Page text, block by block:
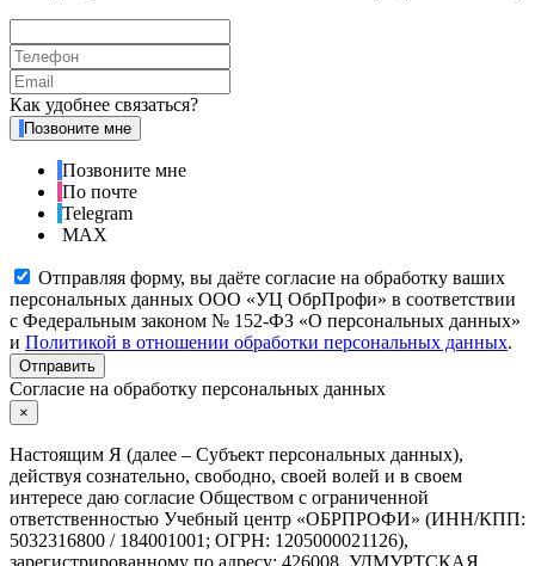
Как удобнее связаться?
Позвоните мне
Позвоните мне
По почте
Telegram
MAX
Отправляя форму, вы даёте согласие на обработку ваших
персональных данных ООО «УЦ ОбрПрофи» в соответствии
с Федеральным законом № 152-ФЗ «О персональных данных»
и Политикой в отношении обработки персональных данных.
Отправить
Согласие на обработку персональных данных
×
Настоящим Я (далее – Субъект персональных данных),
действуя сознательно, свободно, своей волей и в своем
интересе даю согласие Обществом с ограниченной
ответственностью Учебный центр «ОБРПРОФИ» (ИНН/КПП:
5032316800 / 184001001; ОГРН: 1205000021126),
зарегистрированному по адресу: 426008, УДМУРТСКАЯ